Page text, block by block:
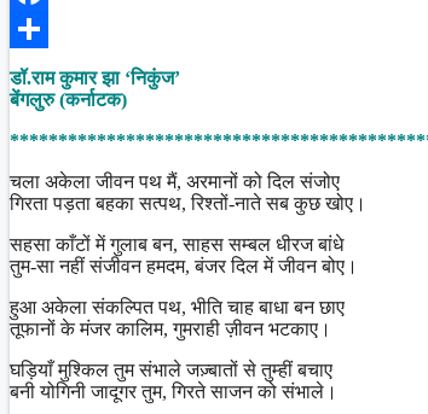
Facebook
Share
डॉ.राम कुमार झा ‘निकुंज’
बेंगलुरु (कर्नाटक)
चला अकेला जीवन पथ मैं, अरमानों को दिल संजोए
गिरता पड़ता बहका सत्पथ, रिश्तों-नाते सब कुछ खोए।
सहसा काँटों में गुलाब बन, साहस सम्बल धीरज बांधे
तुम-सा नहीं संजीवन हमदम, बंजर दिल में जीवन बोए।
हुआ अकेला संकल्पित पथ, भीति चाह बाधा बन छाए
तूफानों के मंजर कालिम, गुमराही ज़ीवन भटकाए।
घड़ियाँ मुश्किल तुम संभाले जज़्बातों से तुम्हीं बचाए
बनी योगिनी जादूगर तुम, गिरते साजन को संभाले।